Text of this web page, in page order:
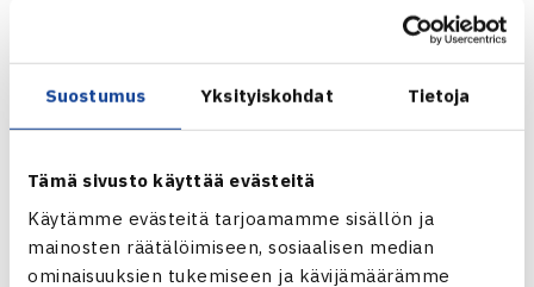
Suostumus Yksityiskohdat Tietoja
Tämä sivusto käyttää evästeitä
Käytämme evästeitä tarjoamamme sisällön ja
mainosten räätälöimiseen, sosiaalisen median
ominaisuuksien tukemiseen ja kävijämäärämme
Kauden toinen Fazer JGP -osakilpailu pelataan
Kyseessä on samalla SM-kilpailut 12-16 -vuotiaiden
sekanelinpelissä. Kaaviot ja otteluohjelmat julkaistaan
TennisÄssään.
Mitalien lisäksi kilpailussa jaetaan villejä kortteja